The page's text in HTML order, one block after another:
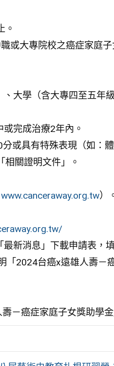
。
或大專院校之癌症家庭
大學（含大專四至五年
完成治療2年內。
或具有特殊表現（如：
關證明文件」。
www.canceraway.org.tw）
新消息」下載申請表，
「2024台癌x遠雄人壽－
－癌症家庭子女獎助學金